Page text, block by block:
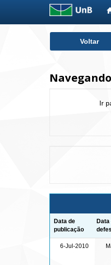
Voltar
Ir
Data de
publicação
Data
6-Jul-2010